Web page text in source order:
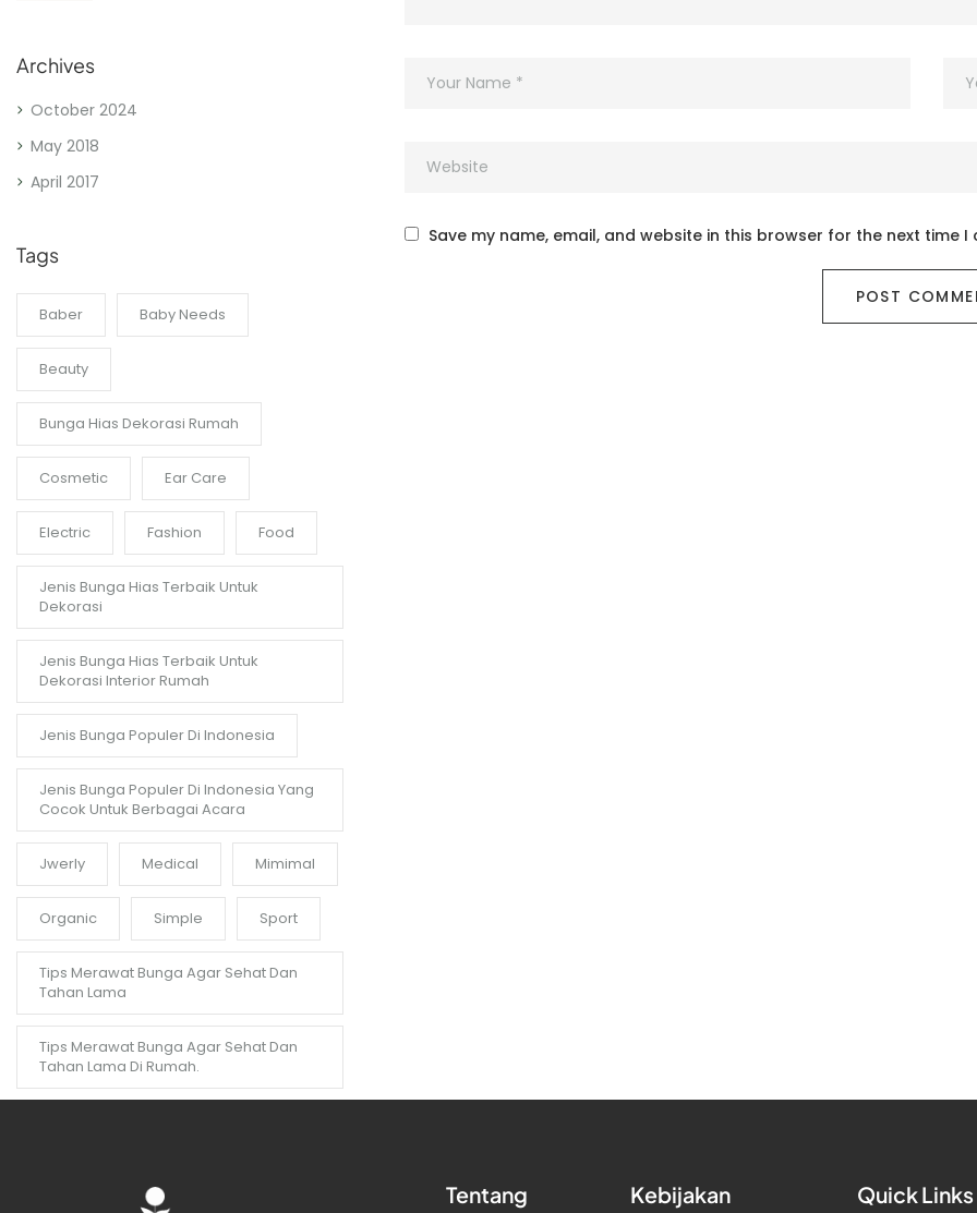
Archives
October 2024
May 2018
April 2017
Tags
Baber Baby Needs
Beauty
Bunga Hias Dekorasi Rumah
Cosmetic Ear Care
Electric Fashion Food
Jenis Bunga Hias Terbaik Untuk
Dekorasi
Jenis Bunga Hias Terbaik Untuk
Dekorasi Interior Rumah
Jenis Bunga Populer Di Indonesia
Jenis Bunga Populer Di Indonesia Yang
Cocok Untuk Berbagai Acara
Jwerly Medical Mimimal
Organic Simple Sport
Tips Merawat Bunga Agar Sehat Dan
Tahan Lama
Tips Merawat Bunga Agar Sehat Dan
Tahan Lama Di Rumah.
Save my name, email, and website in this browser for the next time I
Tentang Kebijakan Quick Links